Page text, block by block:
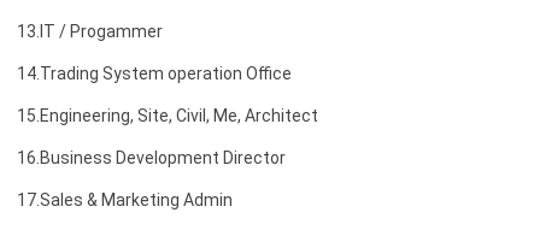
13.IT / Progammer
14.Trading System operation Office
15.Engineering, Site, Civil, Me, Architect
16.Business Development Director
17.Sales & Marketing Admin